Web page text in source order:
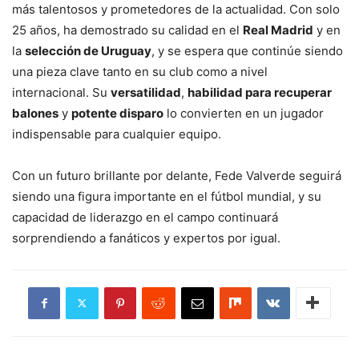
más talentosos y prometedores de la actualidad. Con solo
25 años, ha demostrado su calidad en el Real Madrid y en
la selección de Uruguay, y se espera que continúe siendo
una pieza clave tanto en su club como a nivel
internacional. Su versatilidad, habilidad para recuperar
balones y potente disparo lo convierten en un jugador
indispensable para cualquier equipo.
Con un futuro brillante por delante, Fede Valverde seguirá
siendo una figura importante en el fútbol mundial, y su
capacidad de liderazgo en el campo continuará
sorprendiendo a fanáticos y expertos por igual.